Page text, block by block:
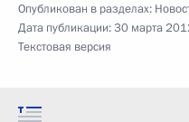
Опубликован в разделах:
Дата публикации:30 марта
Текстовая версия